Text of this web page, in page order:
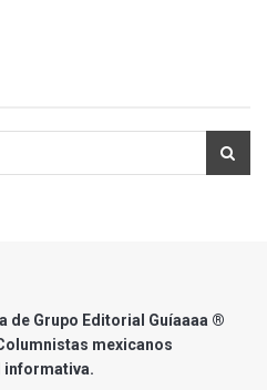
de Grupo Editorial Guíaaaa ®
mexicanos
informativa.